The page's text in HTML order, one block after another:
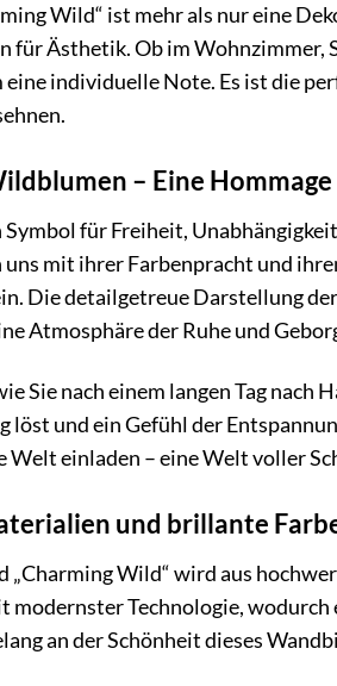
Wild“ ist mehr als nur eine
für Ästhetik. Ob im
individuelle Note. Es ist die
– Eine
für Freiheit,
mit ihrer Farbenpracht und
Die detailgetreue Darstellung
Atmosphäre der Ruhe und
Sie nach einem langen Tag
löst und ein Gefühl der
Welt einladen – eine Welt voller
und brillante
„Charming Wild“ wird aus
modernster Technologie,
an der Schönheit dieses